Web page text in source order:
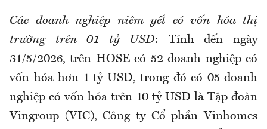
Các doanh nghiệp niêm yết có vốn hóa thị
trường trên 01 tỷ USD: Tính đến ngày
31/5/2026, trên HOSE có 52 doanh nghiệp có
vốn hóa hơn 1 tỷ USD, trong đó có 05 doanh
nghiệp có vốn hóa trên 10 tỷ USD là Tập đoàn
Vingroup (VIC), Công ty Cổ phần Vinhomes